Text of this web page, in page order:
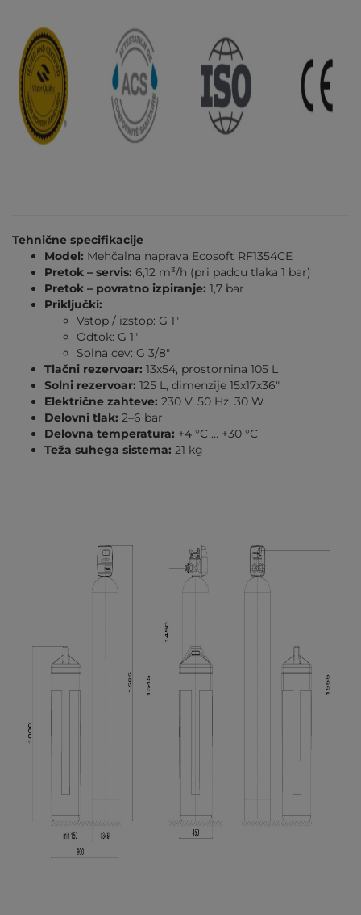
Tehnične specifikacije
Model: Mehčalna naprava Ecosoft RF1354CE
Pretok – servis: 6,12 m³/h (pri padcu tlaka 1 bar)
Pretok – povratno izpiranje: 1,7 bar
Priključki:
Vstop / izstop: G 1"
Odtok: G 1"
Solna cev: G 3/8"
Tlačni rezervoar: 13x54, prostornina 105 L
Solni rezervoar: 125 L, dimenzije 15x17x36"
Električne zahteve: 230 V, 50 Hz, 30 W
Delovni tlak: 2–6 bar
Delovna temperatura: +4 °C … +30 °C
Teža suhega sistema: 21 kg